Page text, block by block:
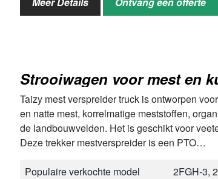
Ontworpen snijlengte
Opslagbak
3,1 m³
Grootte wanneer de machine
Strooiwagen voor mest en
Taizy mest verspreider truck is ontworpen
en natte mest, korrelmatige meststoffen,
de landbouwvelden. Het is geschikt voor
Deze trekker mestverspreider is een PTO…
Populaire verkochte model
2FGH-3,